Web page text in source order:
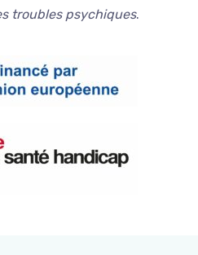
troubles psychiques.